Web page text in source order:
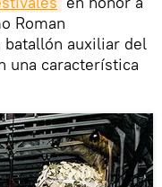
Roman
batallón auxiliar del
una característica